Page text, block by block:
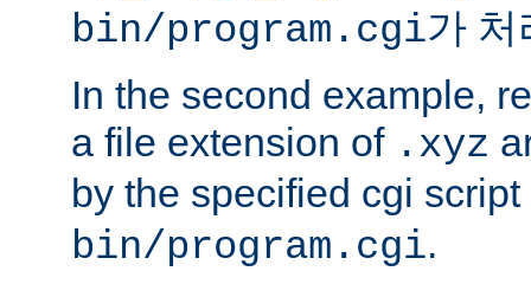
bin/program.cgi가 처
In the second example,
a file extension of .xyz
by the specified cgi script
bin/program.cgi.